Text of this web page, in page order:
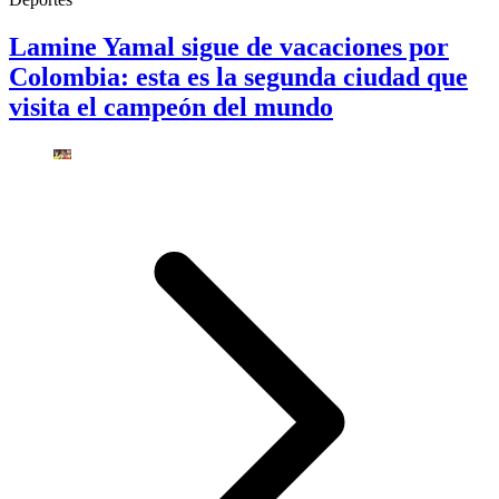
Lamine Yamal sigue de vacaciones por
Colombia: esta es la segunda ciudad que
visita el campeón del mundo